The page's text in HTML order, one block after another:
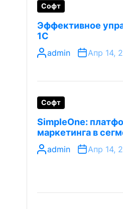
Софт
Эффективное
1С
admin Апр 14,
Софт
SimpleOne:
маркетинга в
admin Апр 14,